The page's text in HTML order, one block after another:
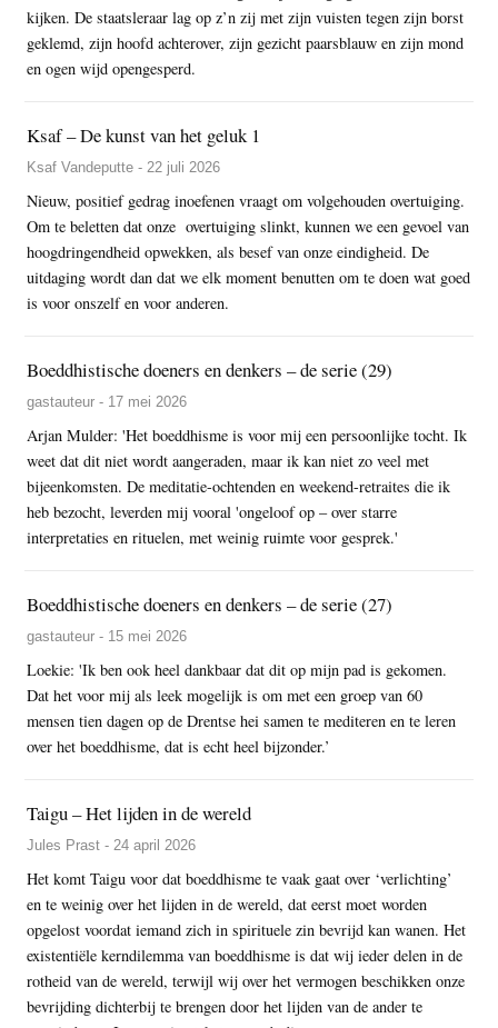
kijken. De staatsleraar lag op z’n zij met zijn vuisten tegen zijn borst
geklemd, zijn hoofd achterover, zijn gezicht paarsblauw en zijn mond
en ogen wijd opengesperd.
Ksaf – De kunst van het geluk 1
Ksaf Vandeputte - 22 juli 2026
Nieuw, positief gedrag inoefenen vraagt om volgehouden overtuiging.
Om te beletten dat onze overtuiging slinkt, kunnen we een gevoel van
hoogdringendheid opwekken, als besef van onze eindigheid. De
uitdaging wordt dan dat we elk moment benutten om te doen wat goed
is voor onszelf en voor anderen.
Boeddhistische doeners en denkers – de serie (29)
gastauteur - 17 mei 2026
Arjan Mulder: 'Het boeddhisme is voor mij een persoonlijke tocht. Ik
weet dat dit niet wordt aangeraden, maar ik kan niet zo veel met
bijeenkomsten. De meditatie-ochtenden en weekend-retraites die ik
heb bezocht, leverden mij vooral 'ongeloof op – over starre
interpretaties en rituelen, met weinig ruimte voor gesprek.'
Boeddhistische doeners en denkers – de serie (27)
gastauteur - 15 mei 2026
Loekie: 'Ik ben ook heel dankbaar dat dit op mijn pad is gekomen.
Dat het voor mij als leek mogelijk is om met een groep van 60
mensen tien dagen op de Drentse hei samen te mediteren en te leren
over het boeddhisme, dat is echt heel bijzonder.’
Taigu – Het lijden in de wereld
Jules Prast - 24 april 2026
Het komt Taigu voor dat boeddhisme te vaak gaat over ‘verlichting’
en te weinig over het lijden in de wereld, dat eerst moet worden
opgelost voordat iemand zich in spirituele zin bevrijd kan wanen. Het
existentiële kerndilemma van boeddhisme is dat wij ieder delen in de
rotheid van de wereld, terwijl wij over het vermogen beschikken onze
bevrijding dichterbij te brengen door het lijden van de ander te